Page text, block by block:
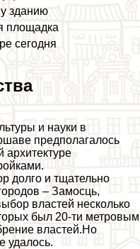
зданию
площадка
сегодня
и науки в
предполагалось
архитектуре
долго и тщательно
– Замосць,
властей несколько
был 20-ти метровым
властей.Но
удалось.